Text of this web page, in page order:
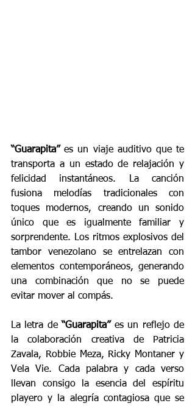
“Guarapita” es un viaje auditivo que te
transporta a un estado de relajación y
felicidad instantáneos. La canción
fusiona melodías tradicionales con
toques modernos, creando un sonido
único que es igualmente familiar y
sorprendente. Los ritmos explosivos del
tambor venezolano se entrelazan con
elementos contemporáneos, generando
una combinación que no se puede
evitar mover al compás.
La letra de “Guarapita” es un reflejo de
la colaboración creativa de Patricia
Zavala, Robbie Meza, Ricky Montaner y
Vela Vie. Cada palabra y cada verso
llevan consigo la esencia del espíritu
playero y la alegría contagiosa que se